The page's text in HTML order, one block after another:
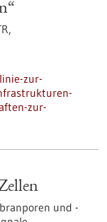
zur-
zur-
und -